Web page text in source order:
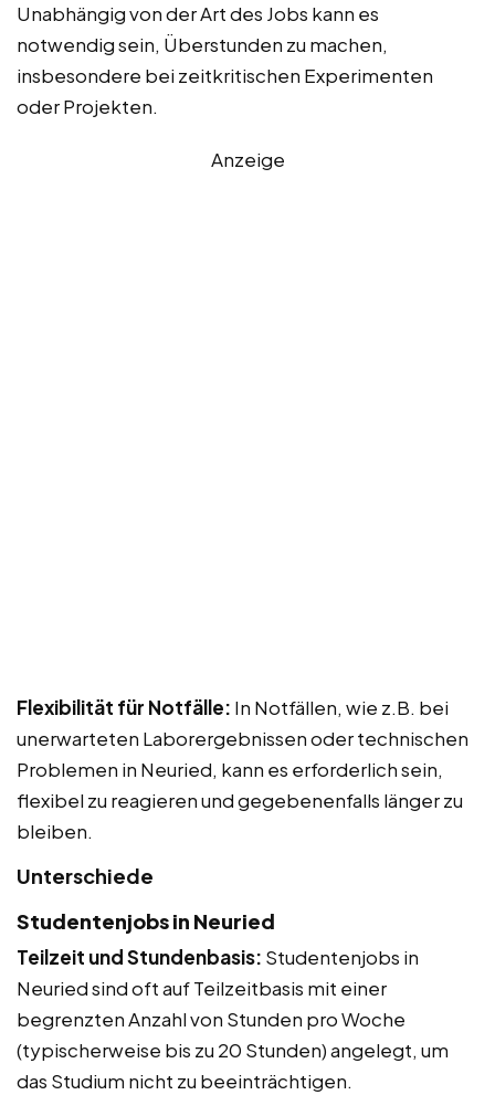
Unabhängig von der Art des Jobs kann es
notwendig sein, Überstunden zu machen,
insbesondere bei zeitkritischen Experimenten
oder Projekten.
Anzeige
Flexibilität für Notfälle: In Notfällen, wie z.B. bei
unerwarteten Laborergebnissen oder technischen
Problemen in Neuried, kann es erforderlich sein,
flexibel zu reagieren und gegebenenfalls länger zu
bleiben.
Unterschiede
Studentenjobs in Neuried
Teilzeit und Stundenbasis: Studentenjobs in
Neuried sind oft auf Teilzeitbasis mit einer
begrenzten Anzahl von Stunden pro Woche
(typischerweise bis zu 20 Stunden) angelegt, um
das Studium nicht zu beeinträchtigen.